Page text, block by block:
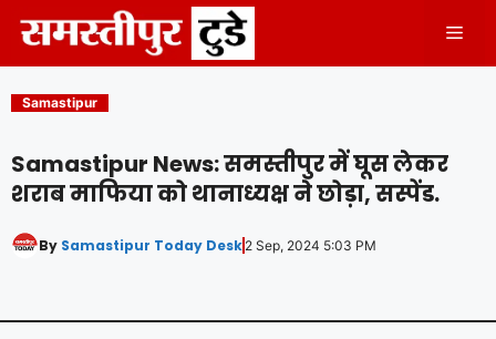
content
Samastipur
Samastipur News: समस्तीपुर में घूस लेकर
शराब माफिया को थानाध्यक्ष ने छोड़ा, सस्पेंड.
By Samastipur Today Desk 2 Sep, 2024 5:03 PM